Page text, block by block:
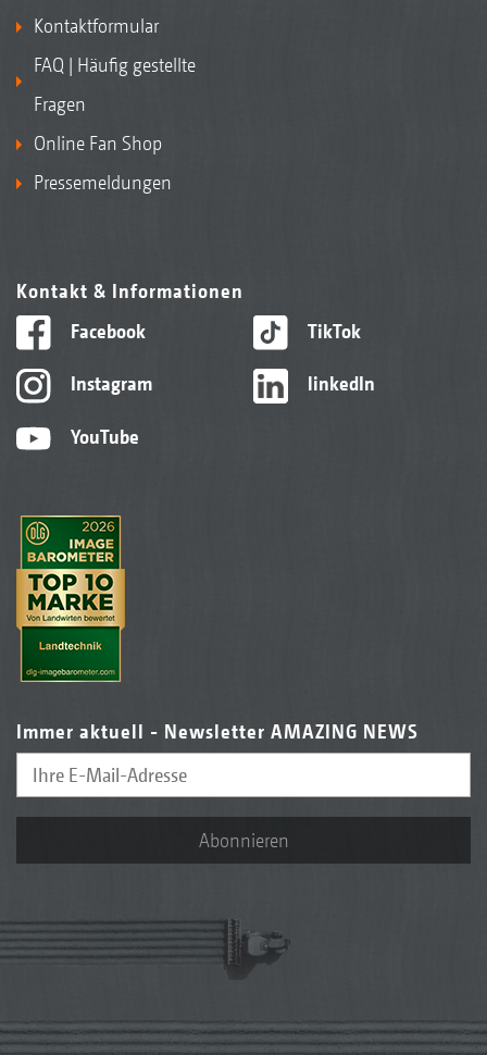
Kontaktformular
FAQ | Häufig gestellte
Fragen
Online Fan Shop
Pressemeldungen
Kontakt & Informationen
Facebook
Instagram
YouTube
TikTok
linkedIn
Immer aktuell - Newsletter AMAZING NEWS
Abonnieren